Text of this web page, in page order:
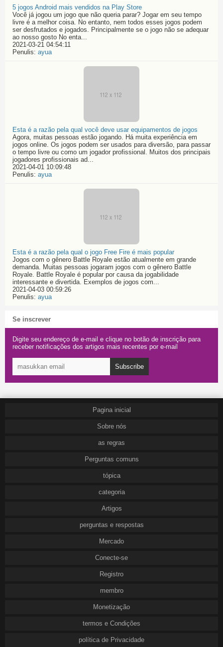
5 jogos Android mais vendidos na Play Store
Você já jogou um jogo que não queria parar? Jogar em seu tempo
livre é a melhor coisa. No entanto, nem todos esses jogos podem
ser desfrutados e jogados. Principalmente se o jogo não se adequar
ao nosso gosto No enta...
2021-03-21 04:54:11
Penulis: ayua
Esta é a razão pela qual você deve usar equipamentos de jogos
Agora, muitas pessoas estão jogando. Há muita experiência em
jogos online. Os jogos podem ser usados para diversão, para passar
o tempo livre ou como um jogador profissional. Muitos dos principais
jogadores profissionais ad...
2021-04-01 10:09:48
Penulis: ayua
Esta é a razão pela qual o jogo Free Fire é mais popular
Jogos com o gênero Battle Royale estão atualmente em grande
demanda. Muitas pessoas jogaram jogos com o gênero Battle
Royale. Battle Royale é popular por causa da jogabilidade
interessante e divertida. Exemplos de jogos com...
2021-04-03 00:59:26
Penulis: ayua
Se inscrever
Digite seu endereço de e-mail e clique no botão de inscrição para
receber notificações dos artigos mais recentes por e-mail
Subscribe
Pagina inicial
Sobre nós
as regras
Perguntas comuns
tópica
categoria
Artigos
perguntas e respostas
Mercado
Conecte-se
Registro
membro
Monetização
termos e Condições
política de Privacidade